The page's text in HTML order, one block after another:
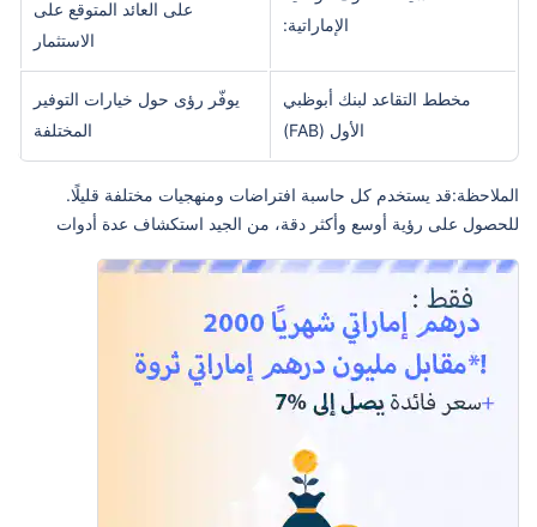
الإماراتية:
على العائد المتوقع على
الاستثمار
مخطط التقاعد لبنك أبوظبي
الأول (FAB)
يوفّر رؤى حول خيارات التوفير
المختلفة
الملاحظة:قد يستخدم كل حاسبة افتراضات ومنهجيات مختلفة قليلًا.
للحصول على رؤية أوسع وأكثر دقة، من الجيد استكشاف عدة أدوات